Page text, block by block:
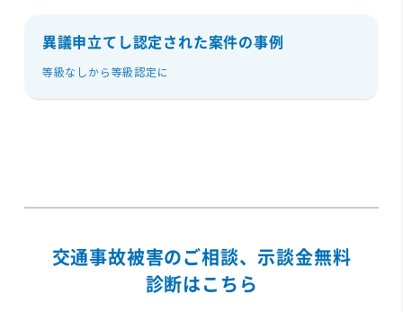
異議申立てし認定された案件の事例
等級なしから等級認定に
交通事故被害のご相談、示談金無料
診断はこちら